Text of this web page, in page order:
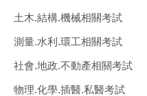
土木.結構.機械相關考試
測量.水利.環工相關考試
社會.地政.不動產相關考試
物理.化學.插醫.私醫考試